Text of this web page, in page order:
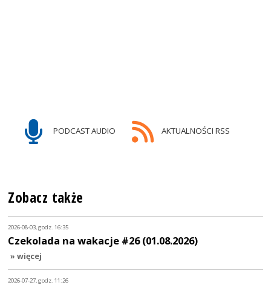
PODCAST AUDIO AKTUALNOŚCI RSS
Zobacz także
2026-08-03, godz. 16:35
Czekolada na wakacje #26 (01.08.2026)
» więcej
2026-07-27, godz. 11:26